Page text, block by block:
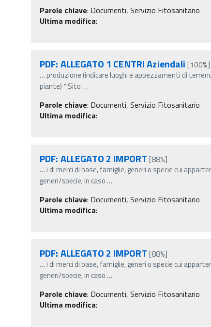
Parole chiave: Documenti, Servizio Fitosanitario
Ultima modifica:
PDF: ALLEGATO 1 CENTRI Aziendali [100%]
…produzione (indicare luoghi e appezzamenti di
piante) * Sito…
Parole chiave: Documenti, Servizio Fitosanitario
Ultima modifica:
PDF: ALLEGATO 2 IMPORT [88%]
…i di merci di base, famiglie, generi o specie cui
generi/specie; in caso…
Parole chiave: Documenti, Servizio Fitosanitario
Ultima modifica:
PDF: ALLEGATO 2 IMPORT [88%]
…i di merci di base, famiglie, generi o specie cui
generi/specie; in caso…
Parole chiave: Documenti, Servizio Fitosanitario
Ultima modifica: